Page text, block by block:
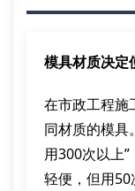
模具材质决定
在市政工程施
同材质的模具
用300次以上
轻便，但用50